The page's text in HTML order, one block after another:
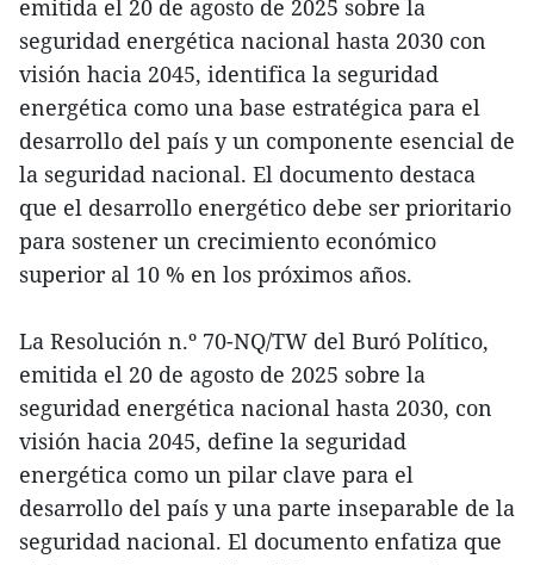
emitida el 20 de agosto de 2025 sobre la
seguridad energética nacional hasta 2030 con
visión hacia 2045, identifica la seguridad
energética como una base estratégica para el
desarrollo del país y un componente esencial de
la seguridad nacional. El documento destaca
que el desarrollo energético debe ser prioritario
para sostener un crecimiento económico
superior al 10 % en los próximos años.
La Resolución n.º 70-NQ/TW del Buró Político,
emitida el 20 de agosto de 2025 sobre la
seguridad energética nacional hasta 2030, con
visión hacia 2045, define la seguridad
energética como un pilar clave para el
desarrollo del país y una parte inseparable de la
seguridad nacional. El documento enfatiza que